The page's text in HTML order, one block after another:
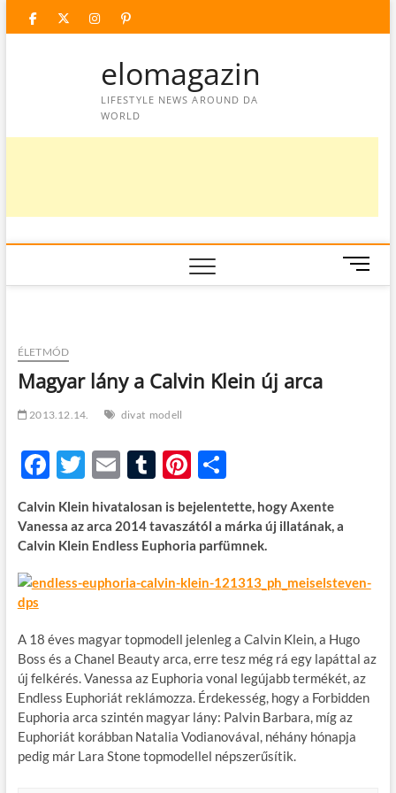
facebooktwitter
instagram
googleplus
pinterest
elomagazin
LIFESTYLE NEWS AROUND DA
WORLD
M
e
ÉLETMÓD
Magyar lány a Calvin Klein új arca
2013.12.14. divat modell
F
ac
e
b
o
k
T
w
itt
er
E
m
ail
T
u
m
bl
r
Pi
nt
er
es
t
O
ss
za
m
e
Calvin Klein hivatalosan is bejelentette, hogy Axente
Vanessa az arca 2014 tavaszától a márka új illatának, a
Calvin Klein Endless Euphoria parfümnek.
A 18 éves magyar topmodell jelenleg a Calvin Klein, a Hugo
Boss és a Chanel Beauty arca, erre tesz még rá egy lapáttal az
új felkérés. Vanessa az Euphoria vonal legújabb termékét, az
Endless Euphoriát reklámozza. Érdekesség, hogy a Forbidden
Euphoria arca szintén magyar lány: Palvin Barbara, míg az
Euphoriát korábban Natalia Vodianovával, néhány hónapja
pedig már Lara Stone topmodellel népszerűsítik.